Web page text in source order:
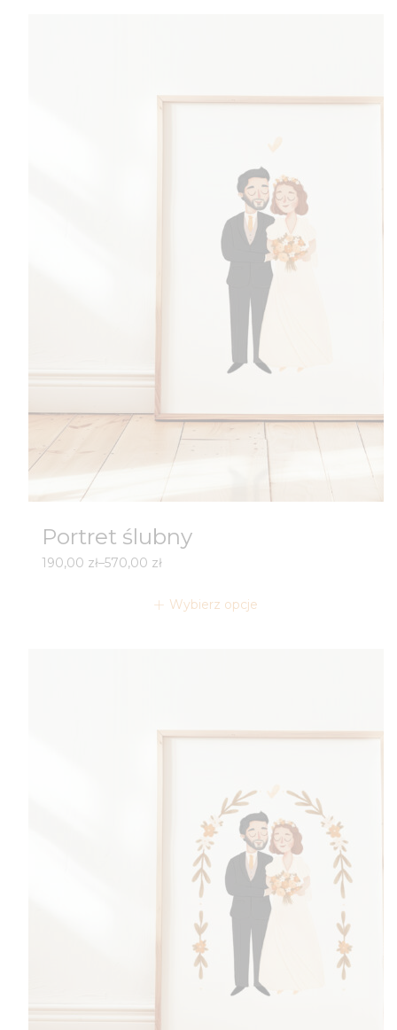
Portret ślubny
190,00 zł–570,00 zł
Zakres
Wybierz opcje